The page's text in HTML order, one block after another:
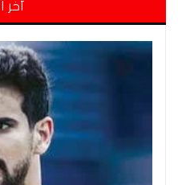
آخر